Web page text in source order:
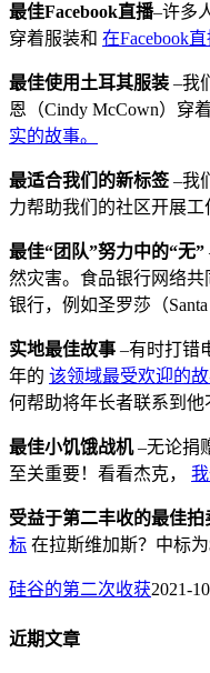
最佳Facebook直播–许多
穿着服装和 在Facebook
最佳使用土耳其服装 –我
恩（Cindy McCown）穿
实的故事。
最适合我们的新标签 –我
力帮助我们的社区开展工
最佳“团队”努力中的“无”
然灾害。食品银行网络共
银行，例如圣罗莎（Santa
实地最佳故事 –有时打错
年的 该领域最受欢迎的
何帮助将年长者联系到他
最佳小饥饿战机–无论捐
至关重要！看看杰克，
受益于第二丰收的最佳拍
标 在拉斯维加斯？中标为
硅谷的第二次收获2021-
近期文章